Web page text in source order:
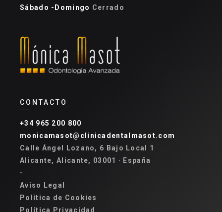
Sábado -Domingo Cerrado
CONTACTO
+34 965 200 800
monicamasot@clinicadentalmasot.com
Calle Ángel Lozano, 6 Bajo Local 1
Alicante, Alicante, 03001 · España
-
Aviso Legal
Política de Cookies
Política Privacidad